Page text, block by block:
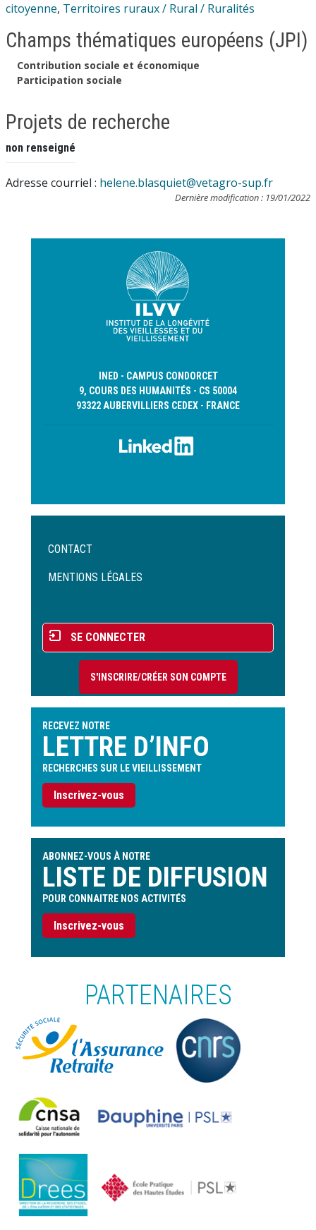
citoyenne, Territoires ruraux / Rural / Ruralités
Champs thématiques européens (JPI)
Contribution sociale et économique
Participation sociale
Projets de recherche
non renseigné
Adresse courriel : helene.blasquiet@vetagro-sup.fr
Dernière modification : 19/01/2022
INED - CAMPUS CONDORCET
9, COURS DES HUMANITÉS - CS 50004
93322 AUBERVILLIERS CEDEX - FRANCE
Menu
de
CONTACT
MENTIONS LÉGALES
Menu
du
compte
l'utilisateur
SE CONNECTER
S'INSCRIRE/CRÉER SON COMPTE
RECEVEZ NOTRE
LETTRE D’INFO
RECHERCHES SUR LE VIEILLISSEMENT
Inscrivez-vous
ABONNEZ-VOUS À NOTRE
LISTE DE DIFFUSION
POUR CONNAITRE NOS ACTIVITÉS
Inscrivez-vous
PARTENAIRES